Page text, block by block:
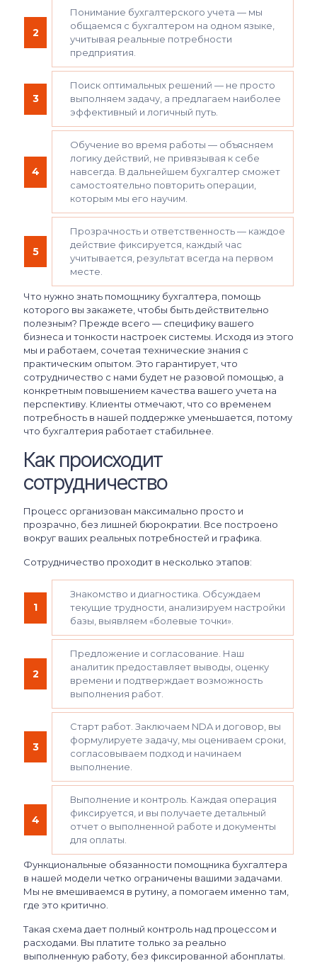
2
Понимание бухгалтерского учета — мы
общаемся с бухгалтером на одном языке,
учитывая реальные потребности
предприятия.
3
Поиск оптимальных решений — не просто
выполняем задачу, а предлагаем наиболее
эффективный и логичный путь.
4
Обучение во время работы — объясняем
логику действий, не привязывая к себе
навсегда. В дальнейшем бухгалтер сможет
самостоятельно повторить операции,
которым мы его научим.
5
Прозрачность и ответственность — каждое
действие фиксируется, каждый час
учитывается, результат всегда на первом
месте.
Что нужно знать помощнику бухгалтера, помощь
которого вы закажете, чтобы быть действительно
полезным? Прежде всего — специфику вашего
бизнеса и тонкости настроек системы. Исходя из этого
мы и работаем, сочетая технические знания с
практическим опытом. Это гарантирует, что
сотрудничество с нами будет не разовой помощью, а
конкретным повышением качества вашего учета на
перспективу. Клиенты отмечают, что со временем
потребность в нашей поддержке уменьшается, потому
что бухгалтерия работает стабильнее.
Как происходит
сотрудничество
Процесс организован максимально просто и
прозрачно, без лишней бюрократии. Все построено
вокруг ваших реальных потребностей и графика.
Сотрудничество проходит в несколько этапов:
1
Знакомство и диагностика. Обсуждаем
текущие трудности, анализируем настройки
базы, выявляем «болевые точки».
2
Предложение и согласование. Наш
аналитик предоставляет выводы, оценку
времени и подтверждает возможность
выполнения работ.
3
Старт работ. Заключаем NDA и договор, вы
формулируете задачу, мы оцениваем сроки,
согласовываем подход и начинаем
выполнение.
4
Выполнение и контроль. Каждая операция
фиксируется, и вы получаете детальный
отчет о выполненной работе и документы
для оплаты.
Функциональные обязанности помощника бухгалтера
в нашей модели четко ограничены вашими задачами.
Мы не вмешиваемся в рутину, а помогаем именно там,
где это критично.
Такая схема дает полный контроль над процессом и
расходами. Вы платите только за реально
выполненную работу, без фиксированной абонплаты.